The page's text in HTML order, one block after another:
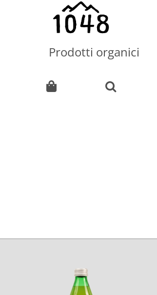
Prodotti organici